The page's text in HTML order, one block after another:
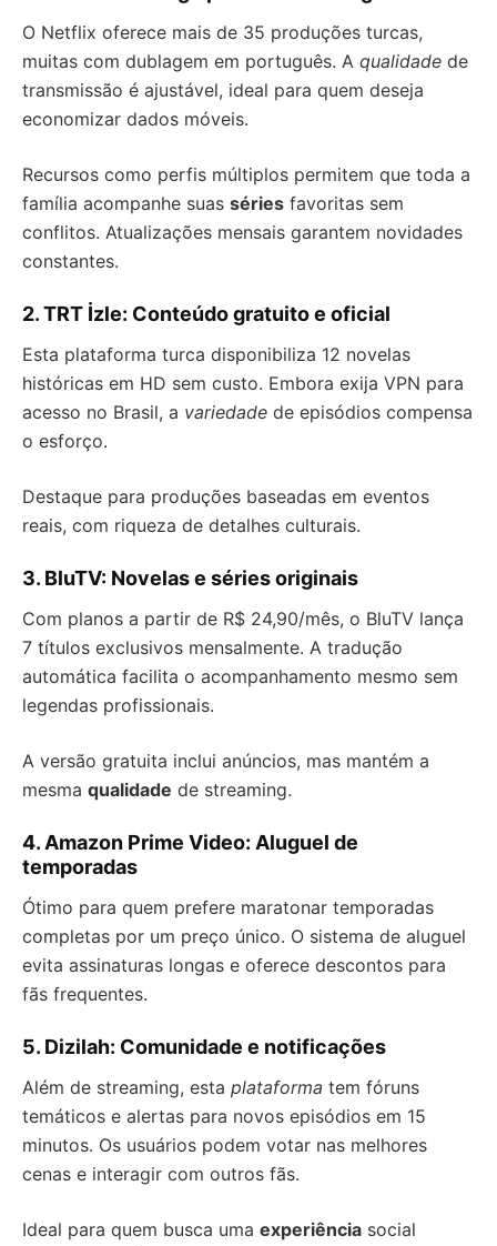
O Netflix oferece mais de 35 produções turcas,
muitas com dublagem em português. A qualidade de
transmissão é ajustável, ideal para quem deseja
economizar dados móveis.
Recursos como perfis múltiplos permitem que toda a
família acompanhe suas séries favoritas sem
conflitos. Atualizações mensais garantem novidades
constantes.
2. TRT İzle: Conteúdo gratuito e oficial
Esta plataforma turca disponibiliza 12 novelas
históricas em HD sem custo. Embora exija VPN para
acesso no Brasil, a variedade de episódios compensa
o esforço.
Destaque para produções baseadas em eventos
reais, com riqueza de detalhes culturais.
3. BluTV: Novelas e séries originais
Com planos a partir de R$ 24,90/mês, o BluTV lança
7 títulos exclusivos mensalmente. A tradução
automática facilita o acompanhamento mesmo sem
legendas profissionais.
A versão gratuita inclui anúncios, mas mantém a
mesma qualidade de streaming.
4. Amazon Prime Video: Aluguel de
temporadas
Ótimo para quem prefere maratonar temporadas
completas por um preço único. O sistema de aluguel
evita assinaturas longas e oferece descontos para
fãs frequentes.
5. Dizilah: Comunidade e notificações
Além de streaming, esta plataforma tem fóruns
temáticos e alertas para novos episódios em 15
minutos. Os usuários podem votar nas melhores
cenas e interagir com outros fãs.
Ideal para quem busca uma experiência social